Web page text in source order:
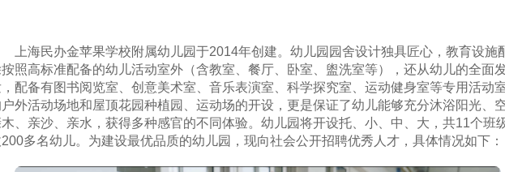
上海民办金苹果学校附属幼儿园于2014年创建。幼儿园园舍设计独具匠心，教育设施
照高标准配备的幼儿活动室外（含教室、餐厅、卧室、盥洗室等），还从幼儿的全面
配备有图书阅览室、创意美术室、音乐表演室、科学探究室、运动健身室等专用活动
外活动场地和屋顶花园种植园、运动场的开设，更是保证了幼儿能够充分沐浴阳光、空
、亲沙、亲水，获得多种感官的不同体验。幼儿园将开设托、小、中、大，共11个班
多名幼儿。为建设最优品质的幼儿园，现向社会公开招聘优秀人才，具体情况如下：